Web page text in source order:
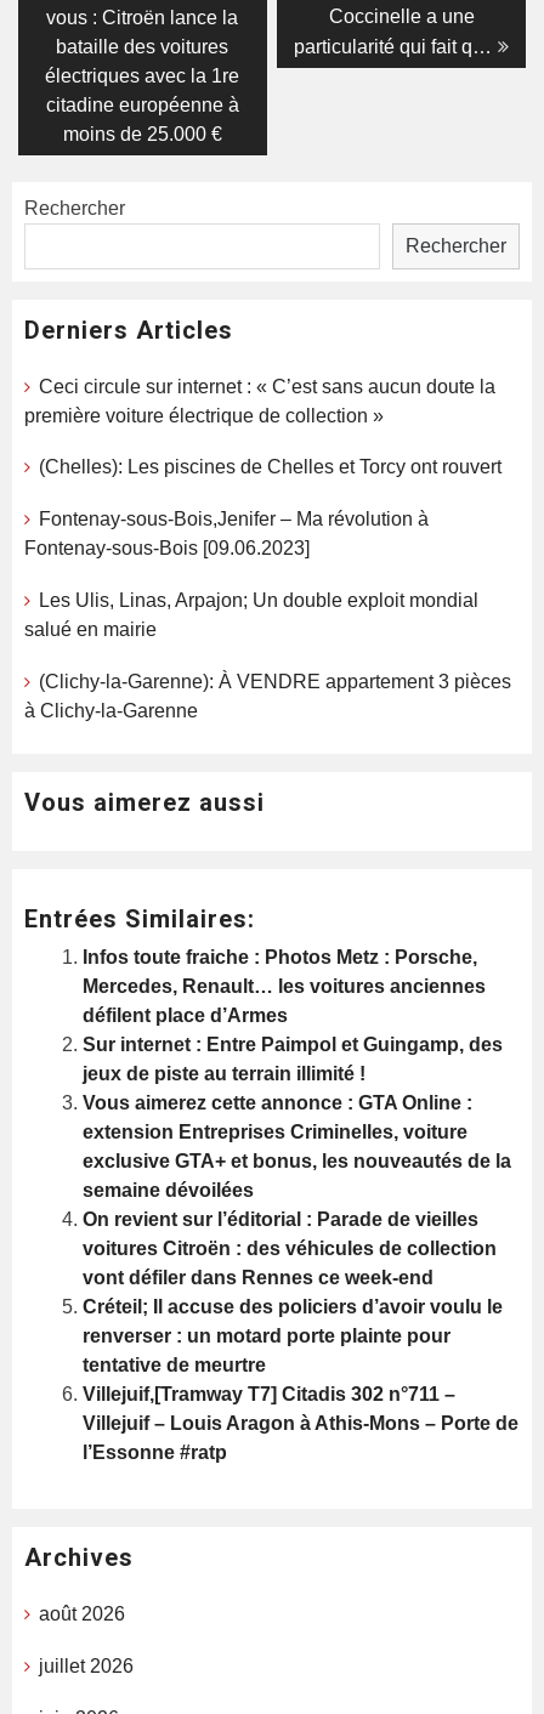
de
l’article
post:
vous : Citroën lance la
bataille des voitures
électriques avec la 1re
citadine européenne à
moins de 25.000 €
post:Coccinelle a une
particularité qui fait q…
Rechercher
Rechercher
Derniers Articles
Ceci circule sur internet : « C’est sans aucun doute la
première voiture électrique de collection »
(Chelles): Les piscines de Chelles et Torcy ont rouvert
Fontenay-sous-Bois,Jenifer – Ma révolution à
Fontenay-sous-Bois [09.06.2023]
Les Ulis, Linas, Arpajon; Un double exploit mondial
salué en mairie
(Clichy-la-Garenne): À VENDRE appartement 3 pièces
à Clichy-la-Garenne
Vous aimerez aussi
Entrées Similaires:
Infos toute fraiche : Photos Metz : Porsche,
Mercedes, Renault… les voitures anciennes
défilent place d’Armes
Sur internet : Entre Paimpol et Guingamp, des
jeux de piste au terrain illimité !
Vous aimerez cette annonce : GTA Online :
extension Entreprises Criminelles, voiture
exclusive GTA+ et bonus, les nouveautés de la
semaine dévoilées
On revient sur l’éditorial : Parade de vieilles
voitures Citroën : des véhicules de collection
vont défiler dans Rennes ce week-end
Créteil; Il accuse des policiers d’avoir voulu le
renverser : un motard porte plainte pour
tentative de meurtre
Villejuif,[Tramway T7] Citadis 302 n°711 –
Villejuif – Louis Aragon à Athis-Mons – Porte de
l’Essonne #ratp
Archives
août 2026
juillet 2026